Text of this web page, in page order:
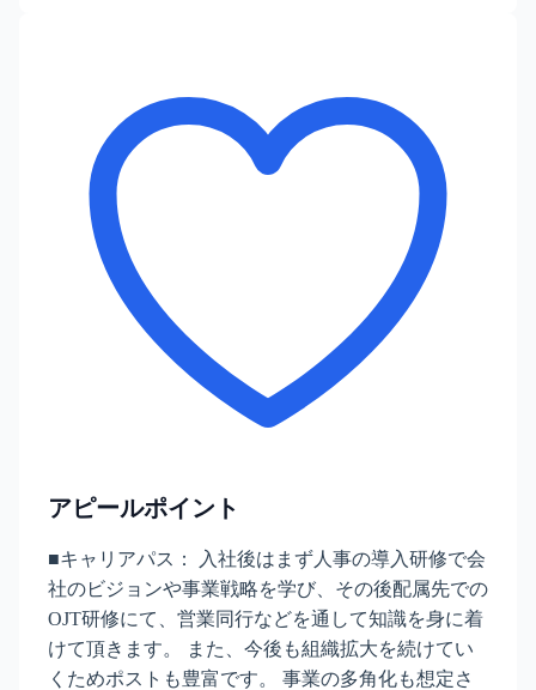
アピールポイント
■キャリアパス： 入社後はまず人事の導入研修で会
社のビジョンや事業戦略を学び、その後配属先での
OJT研修にて、営業同行などを通して知識を身に着
けて頂きます。 また、今後も組織拡大を続けてい
くためポストも豊富です。 事業の多角化も想定さ